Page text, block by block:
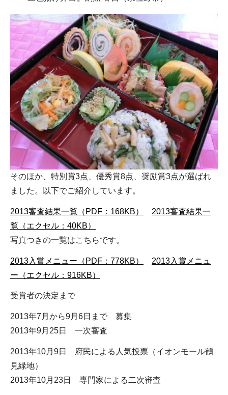
そのほか、特別賞3点、優秀賞8点、奨励賞3点が選ばれ
ました。以下でご紹介しています。
2013審査結果一覧（PDF：168KB）
2013審査結果一
覧（エクセル：40KB）
写真つきの一覧はこちらです。
2013入賞メニュー（PDF：778KB）
2013入賞メニュ
ー（エクセル：916KB）
受賞者の決定まで
2013年7月から9月6日まで 募集
2013年9月25日 一次審査
2013年10月9日 府民による人気投票（イオンモール鶴
見緑地）
2013年10月23日 専門家による二次審査